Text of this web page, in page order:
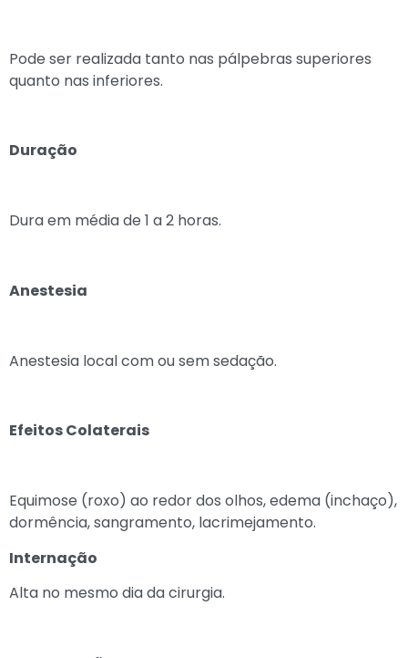
Pode ser realizada tanto nas pálpebras superiores
quanto nas inferiores.
Duração
Dura em média de 1 a 2 horas.
Anestesia
Anestesia local com ou sem sedação.
Efeitos Colaterais
Equimose (roxo) ao redor dos olhos, edema (inchaço),
dormência, sangramento, lacrimejamento.
Internação
Alta no mesmo dia da cirurgia.